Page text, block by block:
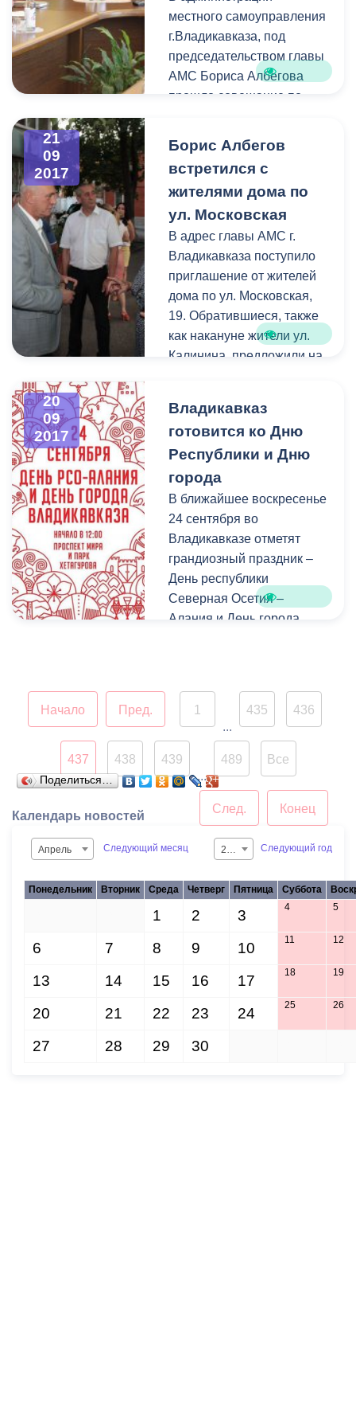
местного самоуправления
г.Владикавказа, под
председательством главы
АМС Бориса Албегова
прошло совещание по
Алания и АМС столицы
Северной Осетии.
21
09
2017
Борис Албегов
встретился с
жителями дома по
ул. Московская
В адрес главы АМС г.
Владикавказа поступило
приглашение от жителей
дома по ул. Московская,
19. Обратившиеся, также
как накануне жители ул.
Калинина, предложили на
и рассмотреть
возможность их решения.
Руководитель
администрации
Албеговвместе с
коллегами выехал на
объект, для того, чтобы
обозначить вопросы
20
09
2017
Владикавказ
готовится ко Дню
Республики и Дню
города
В ближайшее воскресенье
24 сентября во
Владикавказе отметят
грандиозный праздник –
День республики
Северная Осетия –
Алания и День города
полным ходом и сегодня
Управление культуры
города представило план
праздничных
мероприятий, состоящий
подробно рассказал
заместитель начальника
городского управления
Начало Пред.
1
...
435 436
437 438
439
...
489 Все
Конец
След.
Поделиться…
Календарь новостей
Апрель Следующий месяц 2015 Следующий год
Понедельник Вторник Среда Четверг Пятница Суббота
1 2 3 4 5
6 7 8 9 10 11 12
13 14 15 16 17 18 19
20 21 22 23 24 25 26
27 28 29 30